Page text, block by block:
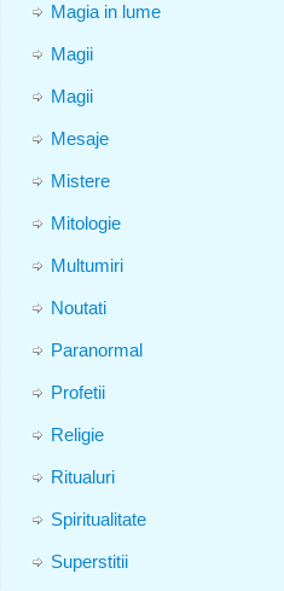
Magia in lume
Magii
Magii
Mesaje
Mistere
Mitologie
Multumiri
Noutati
Paranormal
Profetii
Religie
Ritualuri
Spiritualitate
Superstitii